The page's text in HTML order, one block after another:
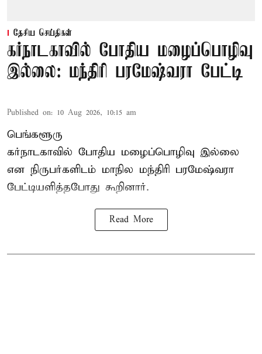
தேசிய செய்திகள்
கர்நாடகாவில் போதிய மழைப்பொழிவு
இல்லை: மந்திரி பரமேஷ்வரா பேட்டி
Published on: 10 Aug 2026, 10:15 am
பெங்களூரு
கர்நாடகாவில் போதிய மழைப்பொழிவு இல்லை
என நிருபர்களிடம் மாநில மந்திரி பரமேஷ்வரா
பேட்டியளித்தபோது கூறினார்.
Read More